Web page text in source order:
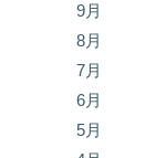
9月
8月
7月
6月
5月